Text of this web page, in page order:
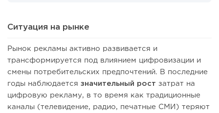
Ситуация на рынке
Рынок рекламы активно развивается и
трансформируется под влиянием цифровизации и
смены потребительских предпочтений. В последние
годы наблюдается значительный рост затрат на
цифровую рекламу, в то время как традиционные
каналы (телевидение, радио, печатные СМИ) теряют